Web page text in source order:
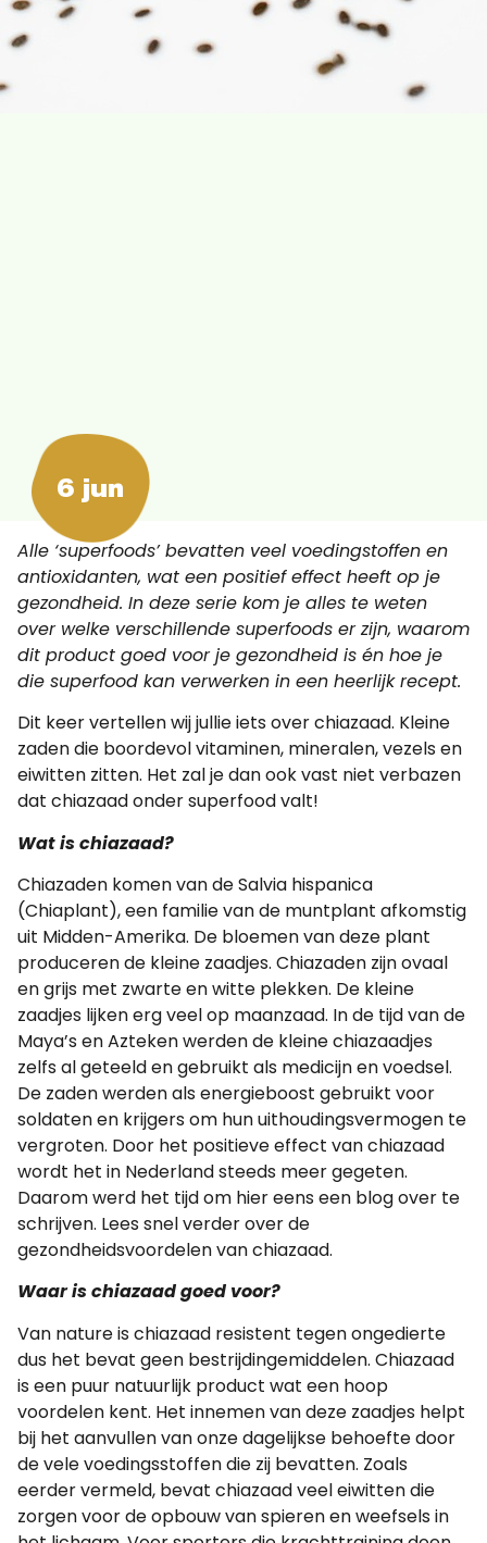
6 jun
Alle ‘superfoods’ bevatten veel voedingstoffen en
antioxidanten, wat een positief effect heeft op je
gezondheid. In deze serie kom je alles te weten
over welke verschillende superfoods er zijn, waarom
dit product goed voor je gezondheid is én hoe je
die superfood kan verwerken in een heerlijk recept.
Dit keer vertellen wij jullie iets over chiazaad. Kleine
zaden die boordevol vitaminen, mineralen, vezels en
eiwitten zitten. Het zal je dan ook vast niet verbazen
dat chiazaad onder superfood valt!
Wat is chiazaad?
Chiazaden komen van de Salvia hispanica
(Chiaplant), een familie van de muntplant afkomstig
uit Midden-Amerika. De bloemen van deze plant
produceren de kleine zaadjes. Chiazaden zijn ovaal
en grijs met zwarte en witte plekken. De kleine
zaadjes lijken erg veel op maanzaad. In de tijd van de
Maya’s en Azteken werden de kleine chiazaadjes
zelfs al geteeld en gebruikt als medicijn en voedsel.
De zaden werden als energieboost gebruikt voor
soldaten en krijgers om hun uithoudingsvermogen te
vergroten. Door het positieve effect van chiazaad
wordt het in Nederland steeds meer gegeten.
Daarom werd het tijd om hier eens een blog over te
schrijven. Lees snel verder over de
gezondheidsvoordelen van chiazaad.
Waar is chiazaad goed voor?
Van nature is chiazaad resistent tegen ongedierte
dus het bevat geen bestrijdingemiddelen. Chiazaad
is een puur natuurlijk product wat een hoop
voordelen kent. Het innemen van deze zaadjes helpt
bij het aanvullen van onze dagelijkse behoefte door
de vele voedingsstoffen die zij bevatten. Zoals
eerder vermeld, bevat chiazaad veel eiwitten die
zorgen voor de opbouw van spieren en weefsels in